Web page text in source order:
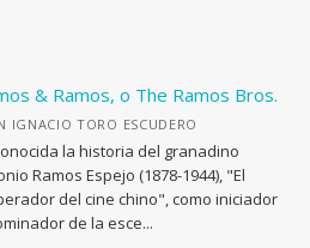
& Ramos, o The Ramos Bros.
IGNACIO TORO ESCUDERO
la historia del granadino
Ramos Espejo (1878-1944), "El
del cine chino", como iniciador
de la esce...